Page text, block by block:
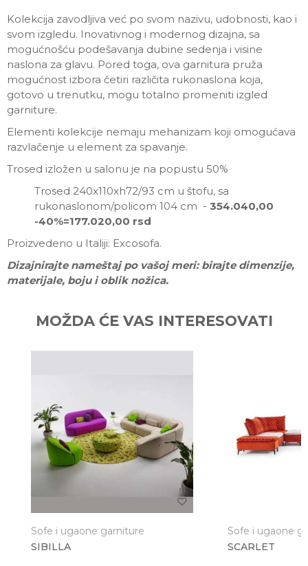
Kolekcija zavodljiva već po svom nazivu, udobnosti, kao i
svom izgledu. Inovativnog i modernog dizajna, sa
mogućnošću podešavanja dubine sedenja i visine
naslona za glavu. Pored toga, ova garnitura pruža
mogućnost izbora četiri različita rukonaslona koja,
gotovo u trenutku, mogu totalno promeniti izgled
garniture.
Elementi kolekcije nemaju mehanizam koji omogućava
razvlačenje u element za spavanje.
Trosed izložen u salonu je na popustu 50%
Trosed 240x110xh72/93 cm u štofu, sa
rukonaslonom/policom 104 cm - 354.040,00
-40%=177.020,00 rsd
Proizvedeno u Italiji: Excosofa.
Dizajnirajte nameštaj po vašoj meri: birajte dimenzije,
materijale, boju i oblik nožica.
MOŽDA ĆE VAS INTERESOVATI
Sofe i ugaone garniture
SIBILLA
Sofe i ugaone
SCARLET